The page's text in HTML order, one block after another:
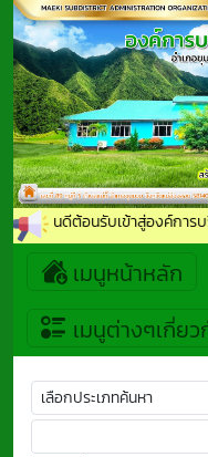
ยินดีต้อนรับเข้าสู่องค์การบริ
เมนูหน้าหลัก
เมนูต่างๆเกี่ย